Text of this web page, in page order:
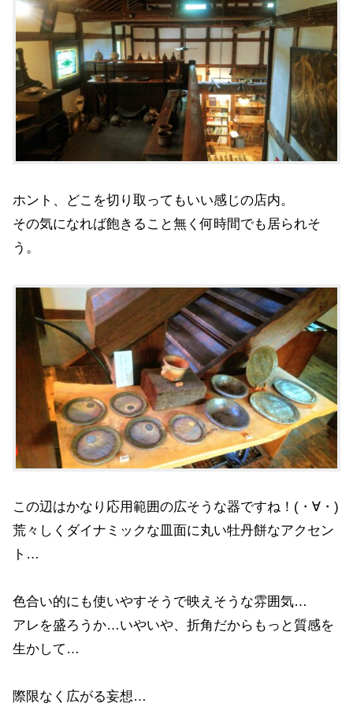
ホント、どこを切り取ってもいい感じの店内。
その気になれば飽きること無く何時間でも居られそ
う。
この辺はかなり応用範囲の広そうな器ですね！(・∀・)
荒々しくダイナミックな皿面に丸い牡丹餅なアクセン
ト…
色合い的にも使いやすそうで映えそうな雰囲気…
アレを盛ろうか…いやいや、折角だからもっと質感を
生かして…
際限なく広がる妄想…